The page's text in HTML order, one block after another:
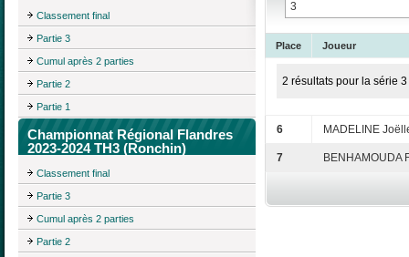
Classement final
Partie 3
Cumul après 2 parties
Partie 2
Partie 1
Championnat Régional Flandres
2023-2024 TH3 (Ronchin)
Classement final
Partie 3
Cumul après 2 parties
Partie 2
Place Joueur
2 résultats pour la série 3
6 MADELINE
7 BENHAMOUDA